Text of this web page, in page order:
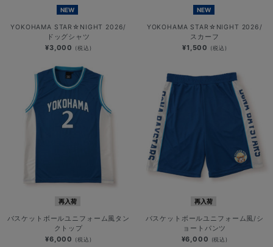
NEW
YOKOHAMA STAR☆NIGHT 2026/
ドッグシャツ
¥3,000 (税込)
NEW
YOKOHAMA STAR☆NIGHT 2026/
スカーフ
¥1,500 (税込)
再入荷
バスケットボールユニフォーム風タン
クトップ
¥6,000 (税込)
再入荷
バスケットボールユニフォーム風/シ
ョートパンツ
¥6,000 (税込)